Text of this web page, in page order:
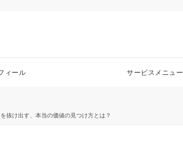
ィール サービスメニュー
抜け出す、本当の価値の見つけ方とは？